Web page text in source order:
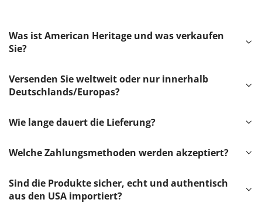
Was ist American Heritage und was verkaufen
Sie?
Versenden Sie weltweit oder nur innerhalb
Deutschlands/Europas?
Wie lange dauert die Lieferung?
Welche Zahlungsmethoden werden akzeptiert?
Sind die Produkte sicher, echt und authentisch
aus den USA importiert?